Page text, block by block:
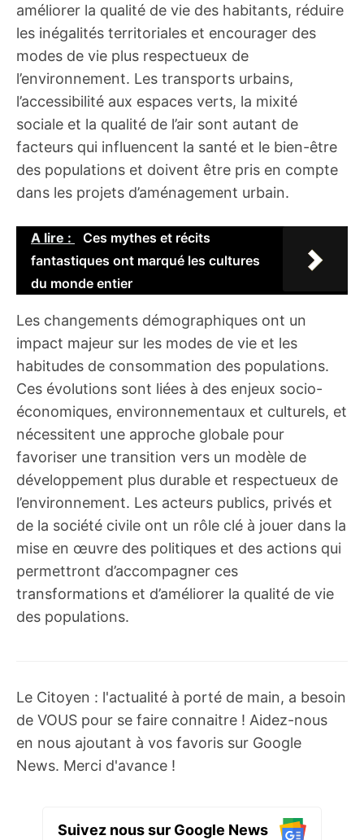
améliorer la qualité de vie des habitants, réduire
les inégalités territoriales et encourager des
modes de vie plus respectueux de
l’environnement. Les transports urbains,
l’accessibilité aux espaces verts, la mixité
sociale et la qualité de l’air sont autant de
facteurs qui influencent la santé et le bien-être
des populations et doivent être pris en compte
dans les projets d’aménagement urbain.
A lire :
Ces mythes et récits
fantastiques ont marqué les cultures
du monde entier
Les changements démographiques ont un
impact majeur sur les modes de vie et les
habitudes de consommation des populations.
Ces évolutions sont liées à des enjeux socio-
économiques, environnementaux et culturels, et
nécessitent une approche globale pour
favoriser une transition vers un modèle de
développement plus durable et respectueux de
l’environnement. Les acteurs publics, privés et
de la société civile ont un rôle clé à jouer dans la
mise en œuvre des politiques et des actions qui
permettront d’accompagner ces
transformations et d’améliorer la qualité de vie
des populations.
Le Citoyen : l'actualité à porté de main, a besoin
de VOUS pour se faire connaitre ! Aidez-nous
en nous ajoutant à vos favoris sur Google
News. Merci d'avance !
Suivez nous sur Google News